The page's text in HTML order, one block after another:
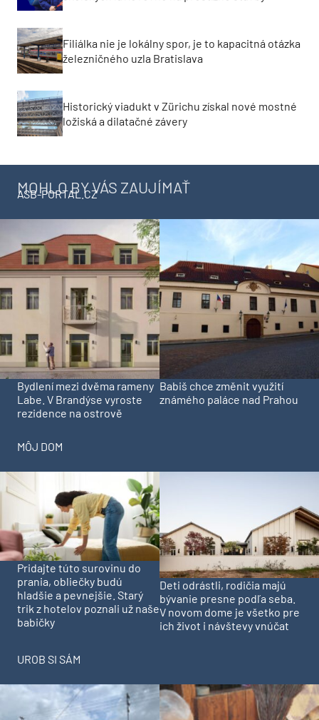
Filiálka nie je lokálny spor, je to kapacitná otázka
železničného uzla Bratislava
Historický viadukt v Zürichu získal nové mostné
ložiská a dilatačné závery
MOHLO BY VÁS ZAUJÍMAŤ
ASB-PORTAL.CZ
Bydlení mezi dvěma rameny
Labe. V Brandýse vyroste
rezidence na ostrově
Babiš chce změnit využití
známého paláce nad Prahou
MÔJ DOM
Pridajte túto surovinu do
prania, obliečky budú
hladšie a pevnejšie. Starý
trik z hotelov poznali už naše
babičky
Deti odrástli, rodičia majú
bývanie presne podľa seba.
V novom dome je všetko pre
ich život i návštevy vnúčat
UROB SI SÁM